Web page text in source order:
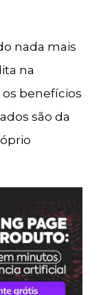
nada mais
na
benefícios
são da